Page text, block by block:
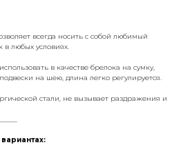
всегда носить с собой любимый
в любых условиях.
в качестве брелока на сумку,
на шею, длина легко регулируется.
стали, не вызывает раздражения и